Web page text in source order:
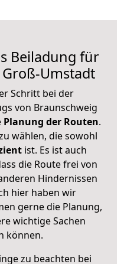
Beiladung für
Umstadt
Schritt bei der
von Braunschweig
Planung der Routen.
wählen, die sowohl
ist. Es ist auch
die Route frei von
Hindernissen
hier haben wir
gerne die Planung,
wichtige Sachen
können.
zu beachten bei